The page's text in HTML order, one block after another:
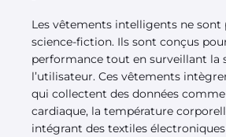
Les vêtements intelligents ne sont
science-fiction. Ils sont conçus
performance tout en surveillant la
l’utilisateur. Ces vêtements
qui collectent des données
cardiaque, la température
intégrant des textiles